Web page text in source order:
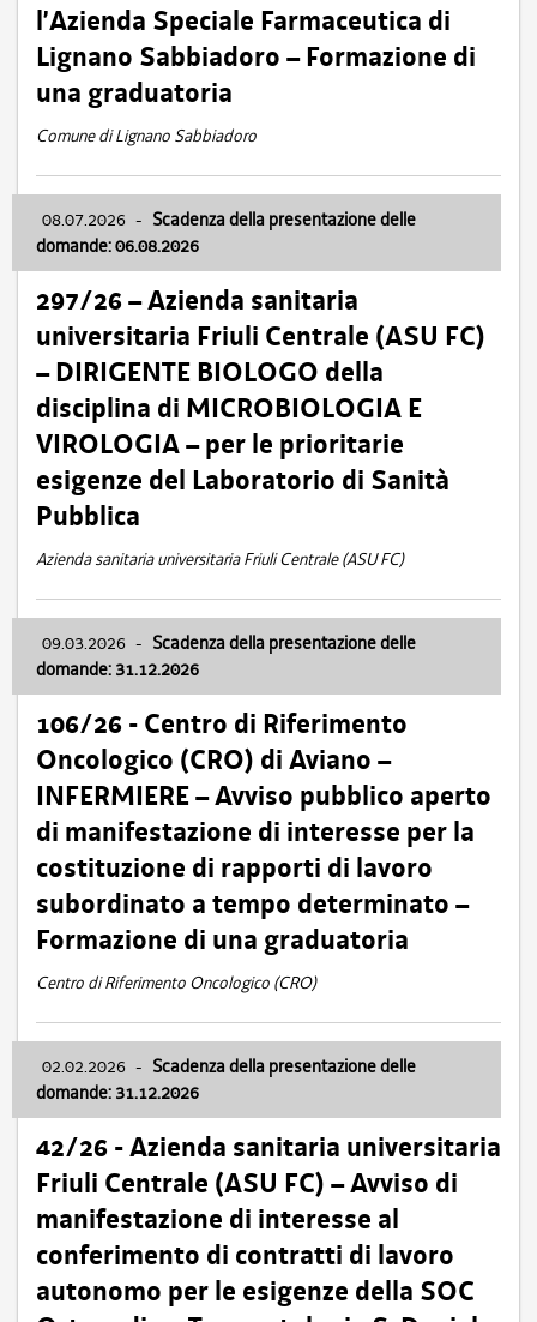
l’Azienda Speciale Farmaceutica di
Lignano Sabbiadoro – Formazione di
una graduatoria
Comune di Lignano Sabbiadoro
08.07.2026 - Scadenza della presentazione delle
domande: 06.08.2026
297/26 – Azienda sanitaria
universitaria Friuli Centrale (ASU FC)
– DIRIGENTE BIOLOGO della
disciplina di MICROBIOLOGIA E
VIROLOGIA – per le prioritarie
esigenze del Laboratorio di Sanità
Pubblica
Azienda sanitaria universitaria Friuli Centrale (ASU FC)
09.03.2026 - Scadenza della presentazione delle
domande: 31.12.2026
106/26 - Centro di Riferimento
Oncologico (CRO) di Aviano –
INFERMIERE – Avviso pubblico aperto
di manifestazione di interesse per la
costituzione di rapporti di lavoro
subordinato a tempo determinato –
Formazione di una graduatoria
Centro di Riferimento Oncologico (CRO)
02.02.2026 - Scadenza della presentazione delle
domande: 31.12.2026
42/26 - Azienda sanitaria universitaria
Friuli Centrale (ASU FC) – Avviso di
manifestazione di interesse al
conferimento di contratti di lavoro
autonomo per le esigenze della SOC